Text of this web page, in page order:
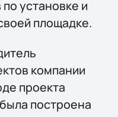
установке и
площадке.
компании
проекта
построена